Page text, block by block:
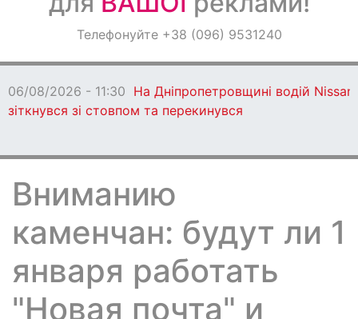
ОголошенняТелефонуйте +38 (096) 9531240
06/08/2026 - 11:30 На Дніпропетровщині водій Nissan
зіткнувся зі стовпом та перекинувся
Вниманию
каменчан: будут ли 1
января работать
"Новая почта" и